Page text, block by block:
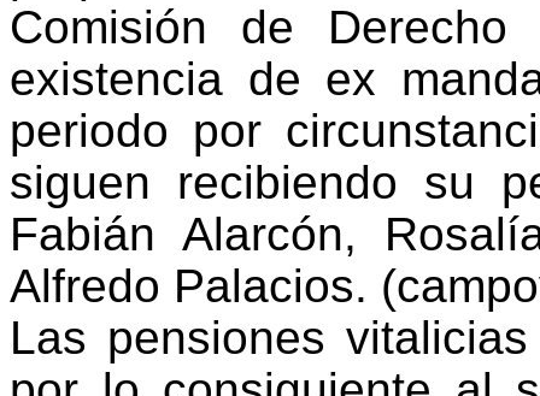
Comisión de
existencia de ex
periodo por
siguen recibiendo su
Fabián Alarcón,
Alfredo Palacios.
Las pensiones